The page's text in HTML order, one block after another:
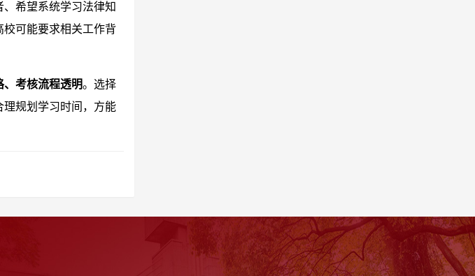
希望系统学习法律知
可能要求相关工作背
考核流程透明。选择
理规划学习时间，方能